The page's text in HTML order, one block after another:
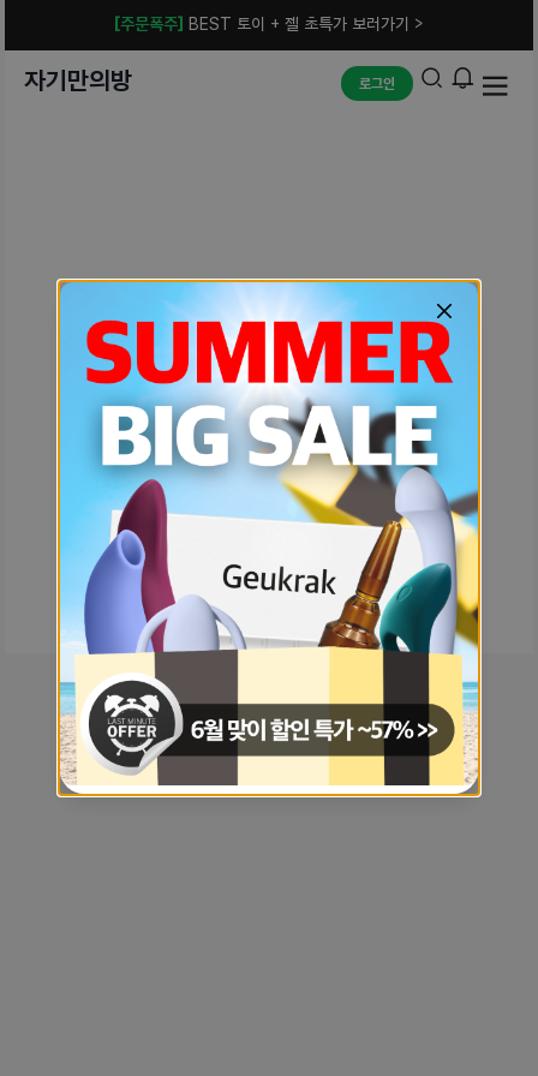
[주문폭주] BEST 토이 + 젤 초특가 보러가기 >
자기만의방 로그인
예상치 못한 에러입니다.